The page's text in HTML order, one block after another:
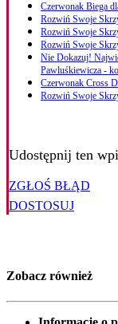
Czerwonak Biega
Rozwiń Swoje
Rozwiń Swoje
Rozwiń Swoje
Nie Dokazuj!
Pawluśkiewicza -
Czerwonak Cross
Rozwiń Swoje
Udostępnij ten
ZGŁOŚ BŁĄD
DOSTOSUJ
Zobacz również